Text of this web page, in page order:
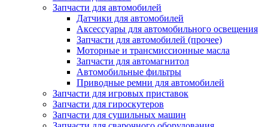
Запчасти для автомобилей
Датчики для автомобилей
Аксессуары для автомобильного освещения
Запчасти для автомобилей (прочее)
Моторные и трансмиссионные масла
Запчасти для автомагнитол
Автомобильные фильтры
Приводные ремни для автомобилей
Запчасти для игровых приставок
Запчасти для гироскутеров
Запчасти для сушильных машин